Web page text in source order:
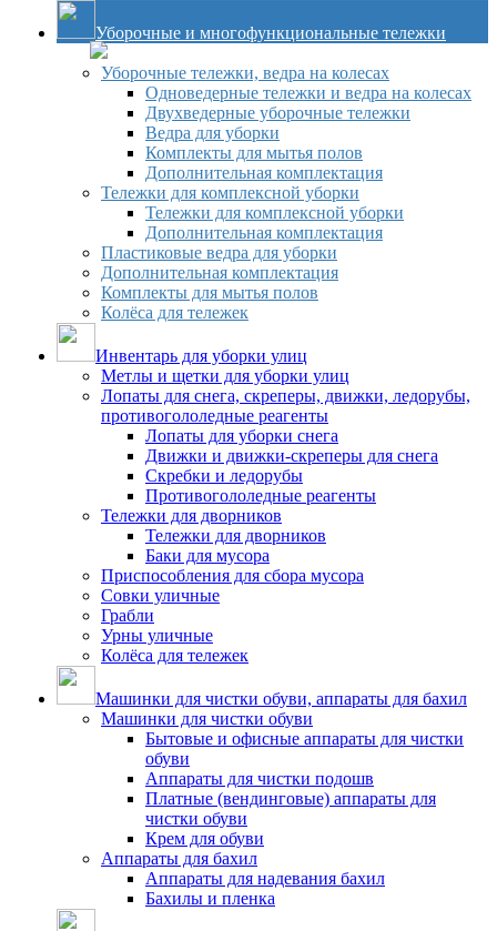
Уборочные и многофункциональные тележки
Уборочные тележки, ведра на колесах
Одноведерные тележки и ведра на колесах
Двухведерные уборочные тележки
Ведра для уборки
Комплекты для мытья полов
Дополнительная комплектация
Тележки для комплексной уборки
Тележки для комплексной уборки
Дополнительная комплектация
Пластиковые ведра для уборки
Дополнительная комплектация
Комплекты для мытья полов
Колёса для тележек
Инвентарь для уборки улиц
Метлы и щетки для уборки улиц
Лопаты для снега, скреперы, движки, ледорубы,
противогололедные реагенты
Лопаты для уборки снега
Движки и движки-скреперы для снега
Скребки и ледорубы
Противогололедные реагенты
Тележки для дворников
Тележки для дворников
Баки для мусора
Приспособления для сбора мусора
Совки уличные
Грабли
Урны уличные
Колёса для тележек
Машинки для чистки обуви, аппараты для бахил
Машинки для чистки обуви
Бытовые и офисные аппараты для чистки
обуви
Аппараты для чистки подошв
Платные (вендинговые) аппараты для
чистки обуви
Крем для обуви
Аппараты для бахил
Аппараты для надевания бахил
Бахилы и пленка